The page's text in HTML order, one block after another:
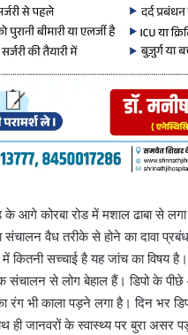
के आगे कोरबा रोड में मशाल ढाबा से
संचालन वैध तरीके से होने का दावा
कितनी सच्चाई है यह जांच का विषय
संचालन से लोग बेहाल हैं। डिपो के
रंग भी काला पड़ने लगा है। दिन भर
ही जानवरों के स्वास्थ्य पर बुरा असर